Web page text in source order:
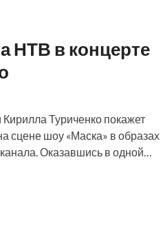
НТВ в концерте
Туриченко покажет
сцене шоу «Маска» в образах
Оказавшись в одной…